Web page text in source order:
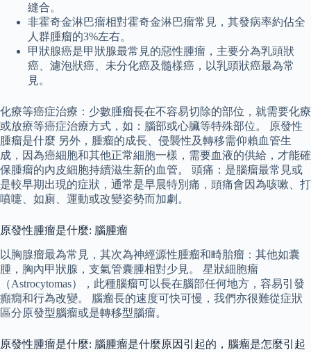
縫合。
非霍奇金淋巴瘤相對霍奇金淋巴瘤常見，其發病率約佔全
人群腫瘤的3%左右。
甲狀腺癌是甲狀腺最常見的惡性腫瘤，主要分為乳頭狀
癌、濾泡狀癌、未分化癌及髓樣癌，以乳頭狀癌最為常
見。
化療等癌症治療：少數腫瘤長在不容易切除的部位，就需要化療
或放療等癌症治療方式，如：腦部或心臟等特殊部位。 原發性
腫瘤是什麼 另外，腫瘤的成長、侵襲性及轉移需仰賴血管生
成，因為癌細胞和其他正常細胞一樣，需要血液的供給，才能確
保腫瘤的內皮細胞持續滋生新的血管。 頭痛：是腦瘤最常見或
是較早期出現的症狀，通常是早晨特別痛，頭痛會因為咳嗽、打
噴嚏、如廁、運動或改變姿勢而加劇。
原發性腫瘤是什麼: 腦腫瘤
以胸腺瘤最為常見，其次為神經源性腫瘤和畸胎瘤：其他如囊
腫，胸內甲狀腺，支氣管囊腫相對少見。 星狀細胞瘤
（Astrocytomas），此種腦瘤可以長在腦部任何地方，容易引發
癲癇和行為改變。 腦瘤長的速度可快可慢，我們亦很難從症狀
區分原發型腦瘤或是轉移型腦瘤。
原發性腫瘤是什麼: 腦腫瘤是什麼原因引起的，腦瘤是怎麼引起